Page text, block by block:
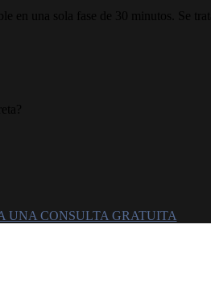
en una sola fase de 30 minutos. Se
UNA CONSULTA GRATUITA